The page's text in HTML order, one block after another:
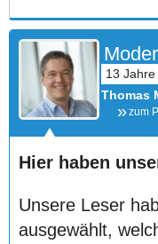
Thomas
zum
Hier haben
Unsere Leser
ausgewählt,